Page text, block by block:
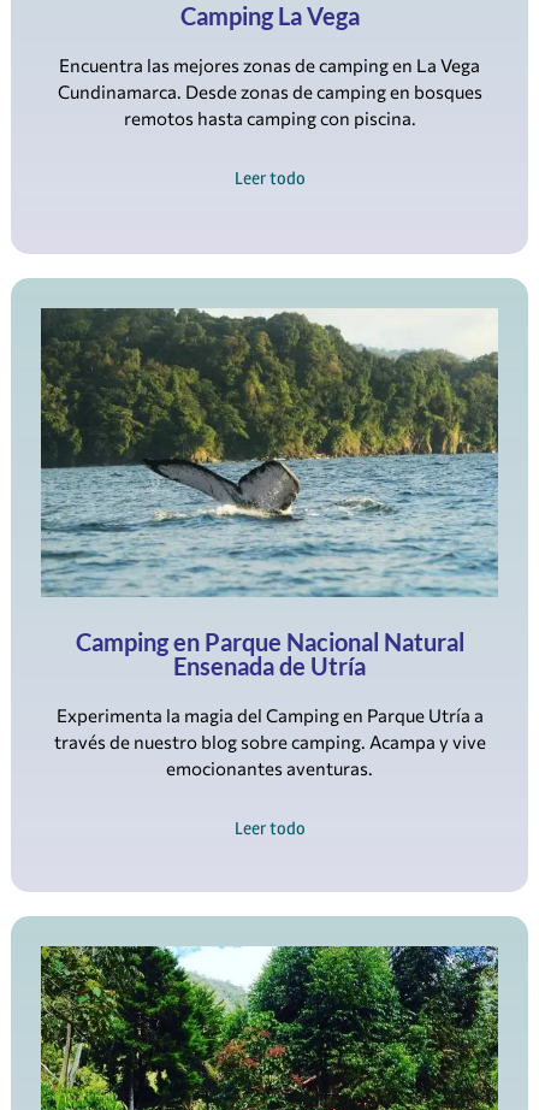
Camping La Vega
Encuentra las mejores zonas de camping en La Vega
Cundinamarca. Desde zonas de camping en bosques
remotos hasta camping con piscina.
Leer todo
Camping en Parque Nacional Natural
Ensenada de Utría
Experimenta la magia del Camping en Parque Utría a
través de nuestro blog sobre camping. Acampa y vive
emocionantes aventuras.
Leer todo